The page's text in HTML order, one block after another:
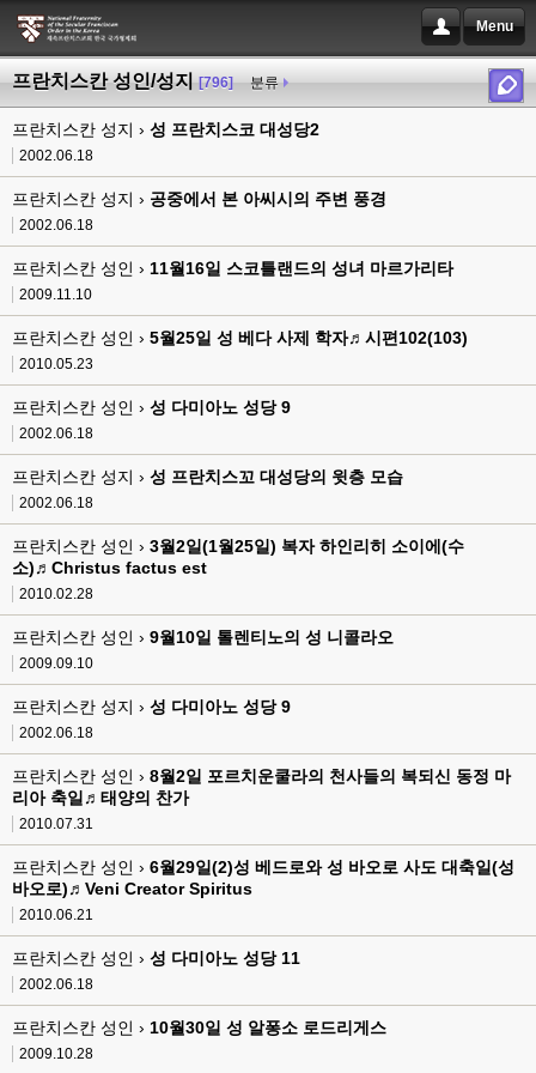
Menu
프란치스칸 성인/성지 [796] 분류
프란치스칸 성지 › 성 프란치스코 대성당2
2002.06.18
프란치스칸 성지 › 공중에서 본 아씨시의 주변 풍경
2002.06.18
프란치스칸 성인 › 11월16일 스코틀랜드의 성녀 마르가리타
2009.11.10
프란치스칸 성인 › 5월25일 성 베다 사제 학자♬시편102(103)
2010.05.23
프란치스칸 성인 › 성 다미아노 성당 9
2002.06.18
프란치스칸 성지 › 성 프란치스꼬 대성당의 윗층 모습
2002.06.18
프란치스칸 성인 › 3월2일(1월25일) 복자 하인리히 소이에(수
소)♬Christus factus est
2010.02.28
프란치스칸 성인 › 9월10일 톨렌티노의 성 니콜라오
2009.09.10
프란치스칸 성지 › 성 다미아노 성당 9
2002.06.18
프란치스칸 성인 › 8월2일 포르치운쿨라의 천사들의 복되신 동정 마
리아 축일♬태양의 찬가
2010.07.31
프란치스칸 성인 › 6월29일(2)성 베드로와 성 바오로 사도 대축일(성
바오로)♬Veni Creator Spiritus
2010.06.21
프란치스칸 성인 › 성 다미아노 성당 11
2002.06.18
프란치스칸 성인 › 10월30일 성 알퐁소 로드리게스
2009.10.28